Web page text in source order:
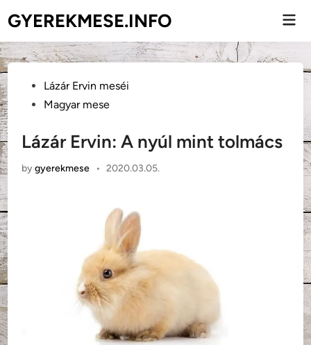
to
content
GYEREKMESE.INFO
PostedLázár Ervin meséi
Magyar mese
Lázár Ervin: A nyúl mint tolmács
bygyerekmese • 2020.03.05.